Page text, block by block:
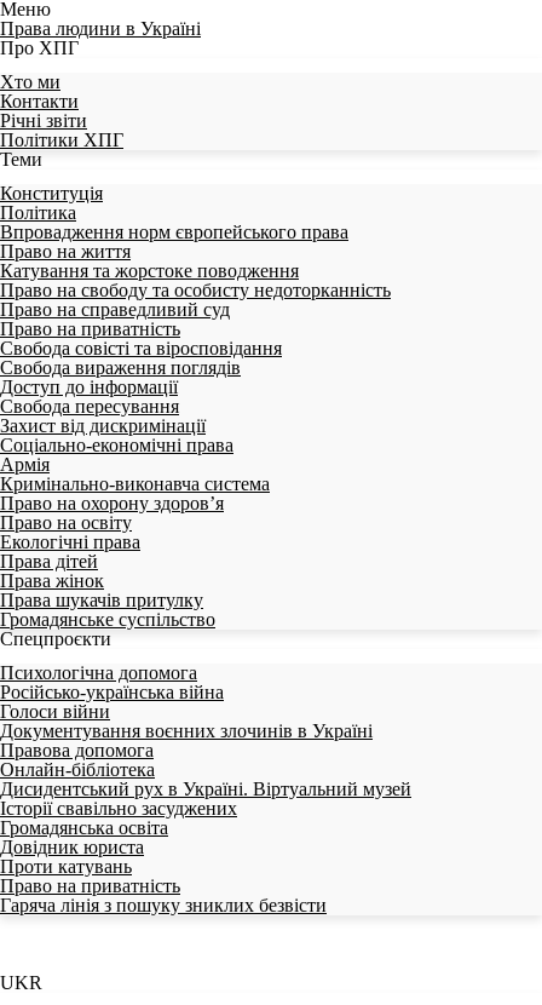
Меню
Права людини в Україні
Про ХПГ
Хто ми
Контакти
Річні звіти
Політики ХПГ
Теми
Конституція
Політика
Впровадження норм європейського права
Право на життя
Катування та жорстоке поводження
Право на свободу та особисту недоторканність
Право на справедливий суд
Право на приватність
Свобода совісті та віросповідання
Свобода вираження поглядів
Доступ до інформації
Свобода пересування
Захист від дискримінації
Соціально-економічні права
Армія
Кримінально-виконавча система
Право на охорону здоров’я
Право на освіту
Екологічні права
Права дітей
Права жінок
Права шукачів притулку
Громадянське суспільство
Спецпроєкти
Психологічна допомога
Російсько-українська війна
Голоси війни
Документування воєнних злочинів в Україні
Правова допомога
Онлайн-бібліотека
Дисидентський рух в Україні. Віртуальний музей
Історії свавільно засуджених
Громадянська освіта
Довідник юриста
Проти катувань
Право на приватність
Гаряча лінія з пошуку зниклих безвісти
UKR